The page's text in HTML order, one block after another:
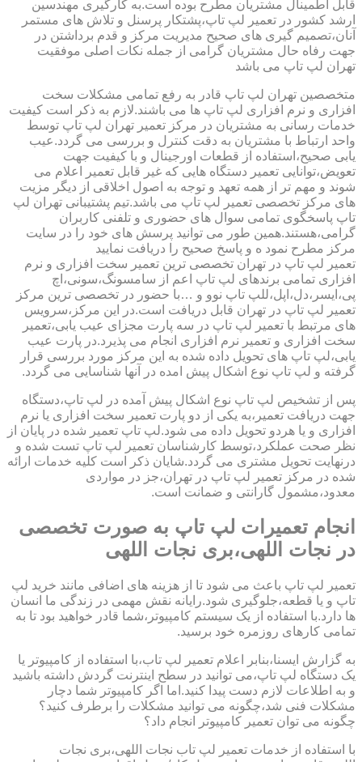
قابل اطمینال مشتریان مطرح بوده است.به کارگیری مهندسین
ارشد کشور در تعمیر لپ تاپ،پشتکار پرسنل و تلاش های مستمر
آنان،تصمیم گیری های صحیح مدیریت مرکز و قدم برداشتن در
جهت رفاه حال مشتریان گرامی از جمله نکات اصلی موفقیت
تهران لپ تاپ می باشد
متخصصین تهران لپ تاپ قادر به رفع تمامی مشکلات سخت
افزاری و نرم افزاری لپ تاپ ها می باشند.لازم به ذکر است کیفیت
خدمات رسانی به مشتریان در مرکز تعمیر تهران لپ تاپ توسط
واحد ارتباط با مشتریان به دقت کنترل و بررسی می گردد.عیب
یابی صحیح،استفاده از قطعات اورجینال و با کیفیت جهت
تعویض،توانایی تعمیر دستگاه هایی که غیر قابل تعمیر اعلام می
شوند و مهم تر از همه تعهد و توجه به اصول اخلاقی از دیگر مزیت
های مرکز تخصصی تعمیر لپ تاپ می باشد.تیم پشتیبانی تهران لپ
تاپ پاسخگوی تمامی سوال های حضوری و تلفنی کاربران
گرامی،هستند.همین طور می توانید پرسش های خود را در سایت
مرکز مطرح نمود ه و پاسخ صحیح را دریافت نمایید
تعمیر لپ تاپ در تهران تخصصی ترین تعمیر سخت افزاری و نرم
افزاری تمامی برندهای لپ تاپ اعم از سامسونگ،سونی،اچ
پی،ایسر،دل،اپل،للپ تاپ نوو و …با حضور در تخصصی ترین مرکز
تعمیر لپ تاپ در تهران قابل دریافت است.در این مرکز،سرویس
های مرتبط با تعمیر لپ تاپ در سه پارت مجزای عیب یابی،تعمیر
سخت افزاری و تعمیر نرم افزاری انجام می پذیرد.در پارت عیب
یابی،لپ تاپ های تحویل داده شده به این مرکز مورد بررسی قرار
گرفته و لپ تاپ نوع اشکال پیش امده در آنها شناسایی می گردد.
پس از تشخیص لپ تاپ نوع اشکال پیش آمده در لپ تاپ،دستگاه
جهت دریافت تعمیر،به یکی از دو پارت تعمیر سخت افزاری یا نرم
افزاری و یا هردو تحویل داده می شود.لپ تاپ تعمیر شده در پایان از
نظر صحت عملکرد،توسط کارشناسان تعمیر لپ تاپ تست شده و
درنهایت تحویل مشتری می گردد.شایان ذکر است کلیه خدمات ارائه
شده در مرکز تعمیر لپ تاپ در تهران،جز در مواردی
معدود،مشمول گارانتی و ضمانت است.
انجام تعمیرات لپ تاپ به صورت تخصصی
در نجات اللهی،بری نجات اللهی
تعمیر لپ تاپ باعث می شود تا از هزینه های اضافی مانند خرید لپ
تاپ و یا قطعه،جلوگیری شود.رایانه نقش مهمی در زندگی ما انسان
ها دارد.با استفاده از یک سیستم کامپیوتر،شما قادر خواهید بود تا به
تمامی کارهای روزمره خود برسید.
به گزارش ایسنا،بنابر اعلام تعمیر لپ تاب،با استفاده از کامپیوتر یا
یک دستگاه لپ تاپ،می توانید در سطح اینترنت گردش داشته باشید
و به اطلاعات لازم دست پیدا کنید.اما اگر کامپیوتر شما دچار
مشکلات فنی شد،چگونه می توانید مشکلات را برطرف کنید؟
چگونه می توان تعمیر کامپیوتر انجام داد؟
با استفاده از خدمات تعمیر لپ تاب نجات اللهی،بری نجات